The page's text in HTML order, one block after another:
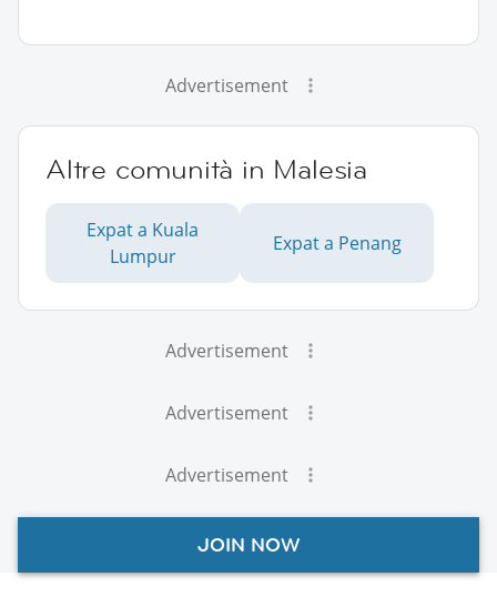
Advertisement
Altre comunità in Malesia
Expat a Kuala
Lumpur
Expat a Penang
Advertisement
Advertisement
Advertisement
JOIN NOW